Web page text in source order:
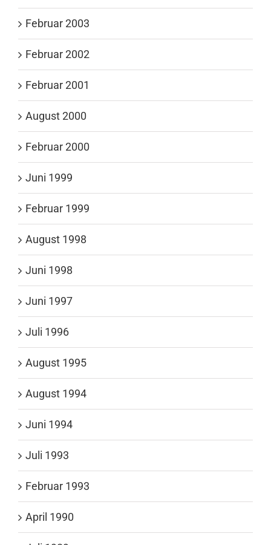
Februar 2003
Februar 2002
Februar 2001
August 2000
Februar 2000
Juni 1999
Februar 1999
August 1998
Juni 1998
Juni 1997
Juli 1996
August 1995
August 1994
Juni 1994
Juli 1993
Februar 1993
April 1990